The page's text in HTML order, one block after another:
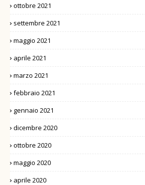
ottobre 2021
settembre 2021
maggio 2021
aprile 2021
marzo 2021
febbraio 2021
gennaio 2021
dicembre 2020
ottobre 2020
maggio 2020
aprile 2020